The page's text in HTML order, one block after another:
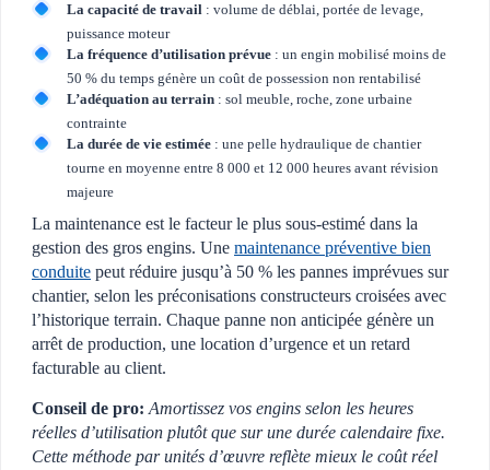
La capacité de travail : volume de déblai, portée de levage,
puissance moteur
La fréquence d’utilisation prévue : un engin mobilisé moins de
50 % du temps génère un coût de possession non rentabilisé
L’adéquation au terrain : sol meuble, roche, zone urbaine
contrainte
La durée de vie estimée : une pelle hydraulique de chantier
tourne en moyenne entre 8 000 et 12 000 heures avant révision
majeure
La maintenance est le facteur le plus sous-estimé dans la
gestion des gros engins. Une maintenance préventive bien
conduite peut réduire jusqu’à 50 % les pannes imprévues sur
chantier, selon les préconisations constructeurs croisées avec
l’historique terrain. Chaque panne non anticipée génère un
arrêt de production, une location d’urgence et un retard
facturable au client.
Conseil de pro: Amortissez vos engins selon les heures
réelles d’utilisation plutôt que sur une durée calendaire fixe.
Cette méthode par unités d’œuvre reflète mieux le coût réel